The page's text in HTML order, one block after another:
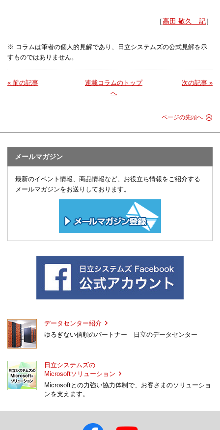
［高田 敬久 記］
※ コラムは筆者の個人的見解であり、日立システムズの公式見解を示
すものではありません。
« 前の記事
連載コラムのトップ
へ
次の記事 »
ページの先頭へ
メールマガジン
最新のイベント情報、商品情報など、お役立ち情報をご紹介する
メールマガジンをお送りしております。
データセンター紹介
ゆるぎない信頼のパートナー 日立のデータセンター
日立システムズの
Microsoftソリューション
Microsoftとの力強い協力体制で、お客さまのソリューショ
ンを支えます。